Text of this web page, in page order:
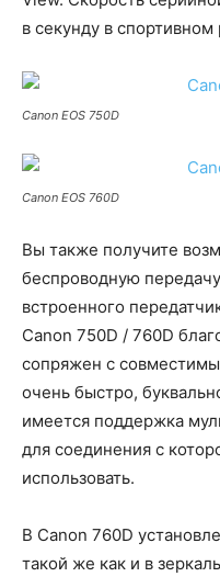
в секунду в
Canon EOS 750D
Canon EOS 760D
Вы также получите
беспроводную
встроенного
Canon 750D / 760D
сопряжен с
очень быстро,
имеется поддержка
для соединения с
использовать.
В Canon 760D
такой же как и в